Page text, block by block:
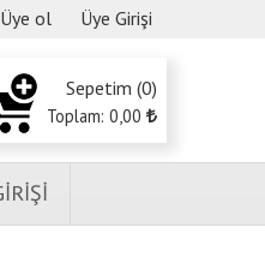
Üye ol Üye Girişi
Sepetim (0)
Toplam: 0 ,00